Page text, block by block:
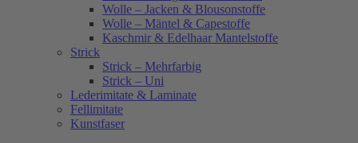
Wolle – Jacken & Blousonstoffe
Wolle – Mäntel & Capestoffe
Kaschmir & Edelhaar Mantelstoffe
Strick
Strick – Mehrfarbig
Strick – Uni
Lederimitate & Laminate
Fellimitate
Kunstfaser